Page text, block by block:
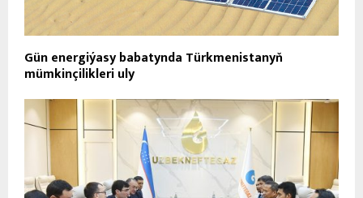
Gün energiýasy babatynda Türkmenistanyň
mümkinçilikleri uly